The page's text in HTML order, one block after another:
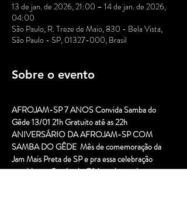
13 de jan. de 2026, 21:00 – 14 de jan. de 2026,
04:00
São Paulo, R. Treze de Maio, 830 - Bela Vista,
São Paulo - SP, 01327-000, Brasil
Sobre o evento
AFROJAM-SP 7 ANOS Convida Samba do
Gêde 13/01 21h Gratuito até as 22h
ANIVERSÁRIO DA AFROJAM-SP COM
SAMBA DO GÊDE  Mês de comemoração da
Jam Mais Preta de SP e pra essa celebração
convidamos Samba do Gêde - chegando com